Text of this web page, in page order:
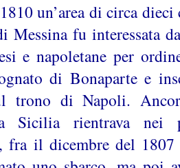
un’area di circa
Messina fu interessata
e napoletane per
di Bonaparte e
trono di Napoli.
Sicilia rientrava nei
fra il dicembre del